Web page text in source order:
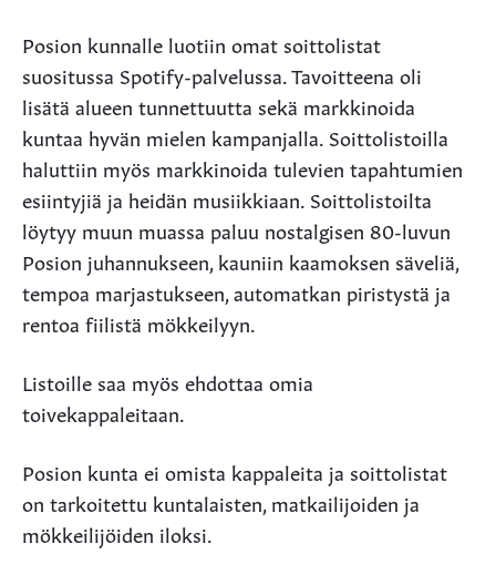
Posion kunnalle luotiin omat soittolistat
suositussa Spotify-palvelussa. Tavoitteena oli
lisätä alueen tunnettuutta sekä markkinoida
kuntaa hyvän mielen kampanjalla. Soittolistoilla
haluttiin myös markkinoida tulevien tapahtumien
esiintyjiä ja heidän musiikkiaan. Soittolistoilta
löytyy muun muassa paluu nostalgisen 80-luvun
Posion juhannukseen, kauniin kaamoksen säveliä,
tempoa marjastukseen, automatkan piristystä ja
rentoa fiilistä mökkeilyyn.
Listoille saa myös ehdottaa omia
toivekappaleitaan.
Posion kunta ei omista kappaleita ja soittolistat
on tarkoitettu kuntalaisten, matkailijoiden ja
mökkeilijöiden iloksi.